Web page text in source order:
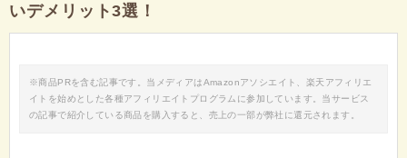
いデメリット3選！
※商品PRを含む記事です。当メディアはAmazonアソシエイト、楽天アフィリエ
イトを始めとした各種アフィリエイトプログラムに参加しています。当サービス
の記事で紹介している商品を購入すると、売上の一部が弊社に還元されます。